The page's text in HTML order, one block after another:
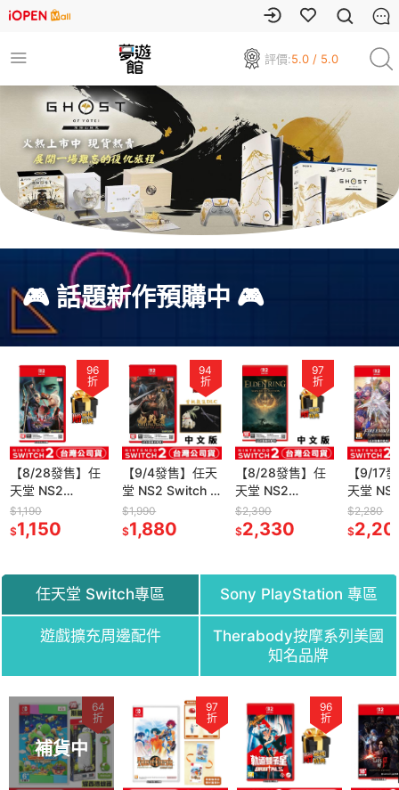
評價:5.0 / 5.0
🎮 話題新作預購中 🎮
96
折
【8/28發售】任
天堂 NS2
Switch2 惡魔獵
人 5 終極版-中文
版(鑰匙卡)[夢遊
$1,190
$1,150
94
折
【9/4發售】任天
堂 NS2 Switch 2
鬼武者 Way of
the Sword -中文
版(鑰匙卡)
$1,990
$1,880
97
折
【8/28發售】任
天堂 NS2
Switch2 艾爾登
法環 褪色者版-中
文版(鑰匙卡)[夢
伊迪斯騎士
$2,390
$2,330
【9/17
天堂
Switch2
魔錄 萬
文版 [
$2,280
$
任天堂 Switch專區 Sony PlayStation 專區
遊戲擴充周邊配件
Therabody按摩系列美國
知名品牌
補貨中
64
折
97
折
96
折
97
折
97
折
7
折